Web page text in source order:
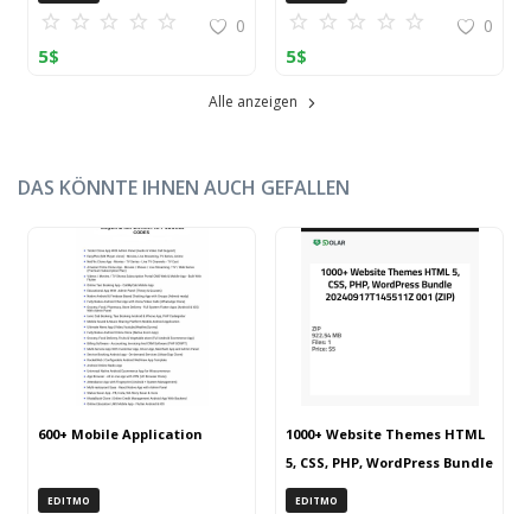
0
5$
0
5$
Alle anzeigen
DAS KÖNNTE IHNEN AUCH GEFALLEN
600+ Mobile Application
EDITMO
1000+ Website Themes HTML
5, CSS, PHP, WordPress Bundle
20240917T145511Z 001 (ZIP)
EDITMO